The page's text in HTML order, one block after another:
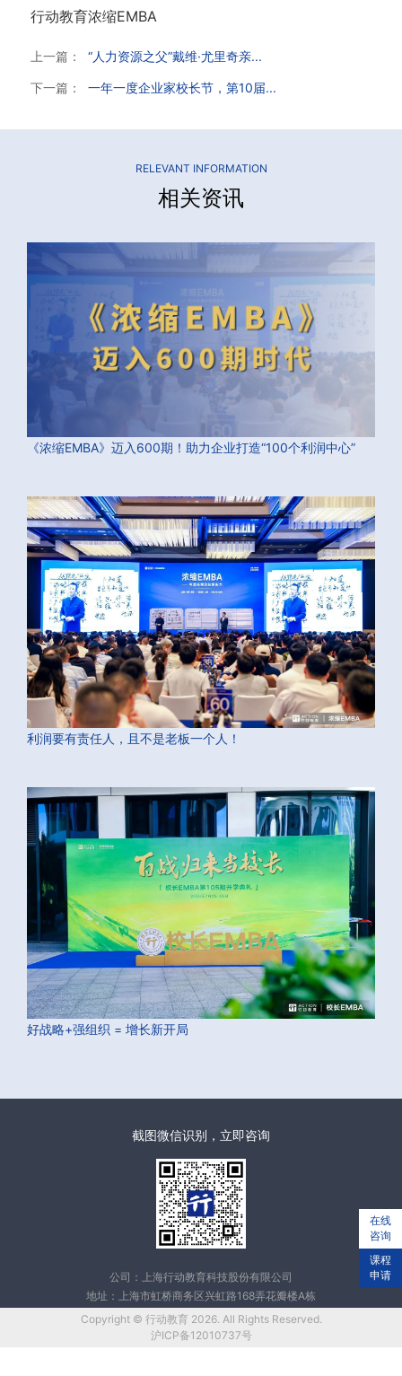
行动教育浓缩EMBA
上一篇： “人力资源之父”戴维·尤里奇亲...
下一篇： 一年一度企业家校长节，第10届...
RELEVANT INFORMATION
相关资讯
《浓缩EMBA》迈入600期！助力企业打造“100个利润中心”
利润要有责任人，且不是老板一个人！
好战略+强组织 = 增长新开局
截图微信识别，立即咨询
公司：上海行动教育科技股份有限公司
地址：上海市虹桥商务区兴虹路168弄花瓣楼A栋
Copyright © 行动教育 2026. All Rights Reserved.
沪ICP备12010737号
在线
咨询
课程
申请